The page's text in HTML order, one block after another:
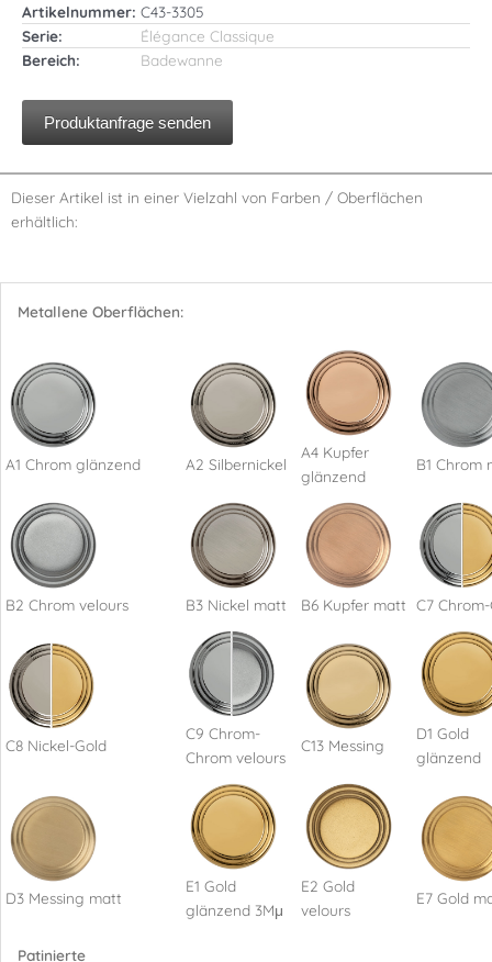
Artikelnummer: C43-3305
Serie:
Élégance Classique
Bereich:
Badewanne
Produktanfrage senden
Dieser Artikel ist in einer Vielzahl von Farben / Oberflächen
erhältlich:
Metallene Oberflächen:
A1 Chrom glänzend A2 Silbernickel
A4 Kupfer
glänzend
B1 Chrom
B2 Chrom velours B3 Nickel matt B6 Kupfer matt C7
C8 Nickel-Gold
C9 Chrom-
Chrom velours
C13 Messing
D1 Gold
glänzend
D3 Messing matt
E1 Gold
glänzend 3Mμ
E2 Gold
velours
E7 Gold
Patinierte